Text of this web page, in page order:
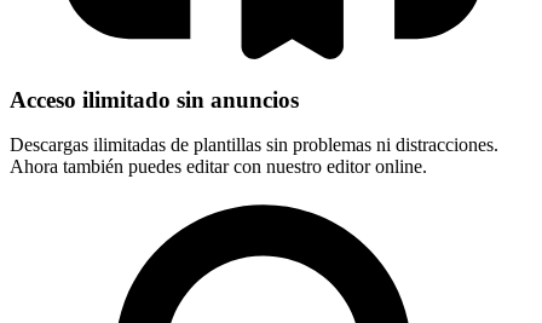
Acceso ilimitado sin anuncios
Descargas ilimitadas de plantillas sin problemas ni distracciones.
Ahora también puedes editar con nuestro editor online.